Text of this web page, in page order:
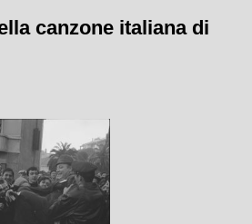
canzone italiana di